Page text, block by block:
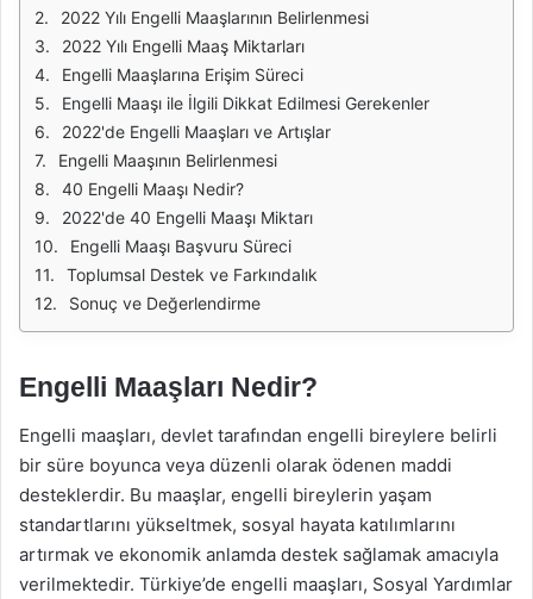
2022 Yılı Engelli Maaşlarının Belirlenmesi
2022 Yılı Engelli Maaş Miktarları
Engelli Maaşlarına Erişim Süreci
Engelli Maaşı ile İlgili Dikkat Edilmesi Gerekenler
2022'de Engelli Maaşları ve Artışlar
Engelli Maaşının Belirlenmesi
40 Engelli Maaşı Nedir?
2022'de 40 Engelli Maaşı Miktarı
Engelli Maaşı Başvuru Süreci
Toplumsal Destek ve Farkındalık
Sonuç ve Değerlendirme
Engelli Maaşları Nedir?
Engelli maaşları, devlet tarafından engelli bireylere belirli
bir süre boyunca veya düzenli olarak ödenen maddi
desteklerdir. Bu maaşlar, engelli bireylerin yaşam
standartlarını yükseltmek, sosyal hayata katılımlarını
artırmak ve ekonomik anlamda destek sağlamak amacıyla
verilmektedir. Türkiye’de engelli maaşları, Sosyal Yardımlar